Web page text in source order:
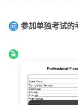
问 参加单独考试的
答